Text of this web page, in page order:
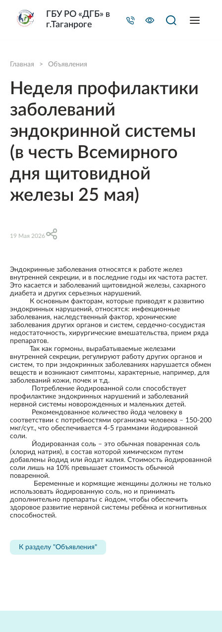
Главная > Объявления
Неделя профилактики
заболеваний
эндокринной системы
(в честь Всемирного
дня щитовидной
железы 25 мая)
19 Мая 2026
Эндокринные заболевания относятся к работе желез
внутренней секреции, и в последние годы их частота растет.
Это касается и заболеваний щитовидной железы, сахарного
диабета и других серьезных нарушений.
К основным факторам, которые приводят к развитию
эндокринных нарушений, относятся: инфекционные
заболевания, наследственный фактор, хронические
заболевания других органов и систем, сердечно-сосудистая
недостаточность, хирургические вмешательства, прием ряда
препаратов.
Так как гормоны, вырабатываемые железами
внутренней секреции, регулируют работу других органов и
систем, то при эндокринных заболеваниях нарушается обмен
веществ и возникают симптомы, характерные, например, для
заболеваний кожи, почек и т.д.
Потребление йодированной соли способствует
профилактике эндокринных нарушений и заболеваний
нервной системы новорожденных и маленьких детей.
Рекомендованное количество йода человеку в
соответствии с потребностями организма человека – 150-200
мкг/сут., что обеспечивается 4-5 граммами йодированной
соли.
Йодированная соль – это обычная поваренная соль
(хлорид натрия), в состав которой химическом путем
добавлены йодид или йодат калия. Стоимость йодированной
соли лишь на 10% превышает стоимость обычной
поваренной.
Беременные и кормящие женщины должны не только
использовать йодированную соль, но и принимать
дополнительно препараты с йодом, чтобы обеспечить
здоровое развитие нервной системы ребёнка и когнитивных
способностей.
К разделу "Объявления"
ГБУ РО «ДГБ» в
г.Таганроге